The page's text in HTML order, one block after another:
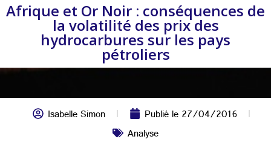
Afrique et Or Noir : conséquences de
la volatilité des prix des
hydrocarbures sur les pays
pétroliers
Isabelle Simon Publié le27/04/2016
Analyse